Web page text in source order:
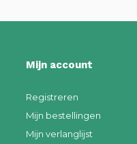
Mijn account
Registreren
Mijn bestellingen
Mijn verlanglijst